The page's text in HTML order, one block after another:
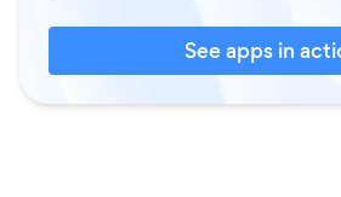
See apps in